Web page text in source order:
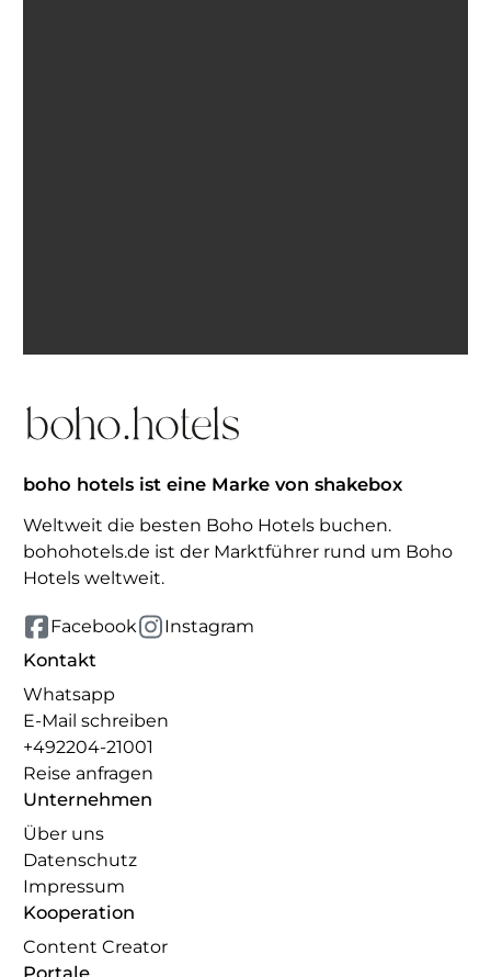
boho hotels ist eine Marke von shakebox
Weltweit die besten Boho Hotels buchen.
bohohotels.de ist der Marktführer rund um Boho
Hotels weltweit.
Facebook Instagram
Kontakt
Whatsapp
E-Mail schreiben
+492204-21001
Reise anfragen
Unternehmen
Über uns
Datenschutz
Impressum
Kooperation
Content Creator